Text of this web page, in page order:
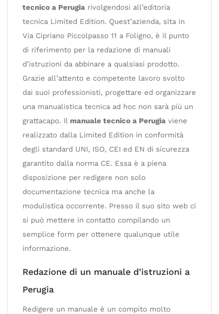
tecnico a Perugia rivolgendosi all’editoria
tecnica Limited Edition. Quest’azienda, sita in
Via Cipriano Piccolpasso 11 a Foligno, è il punto
di riferimento per la redazione di manuali
d’istruzioni da abbinare a qualsiasi prodotto.
Grazie all’attento e competente lavoro svolto
dai suoi professionisti, progettare ed organizzare
una manualistica tecnica ad hoc non sarà più un
grattacapo. Il manuale tecnico a Perugia viene
realizzato dalla Limited Edition in conformità
degli standard UNI, ISO, CEI ed EN di sicurezza
garantito dalla norma CE. Essa è a piena
disposizione per redigere non solo
documentazione tecnica ma anche la
modulistica occorrente. Presso il suo sito web ci
si può mettere in contatto compilando un
semplice form per ottenere qualunque utile
informazione.
Redazione di un manuale d’istruzioni a
Perugia
Redigere un manuale è un compito molto